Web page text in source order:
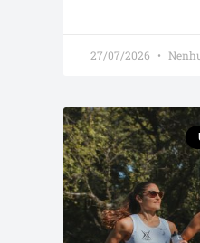
27/07/2026